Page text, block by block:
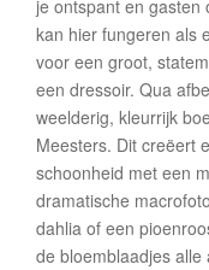
je ontspant en gasten
kan hier fungeren als
voor een groot,
een dressoir. Qua
weelderig, kleurrijk
Meesters. Dit creëert
schoonheid met een
dramatische
dahlia of een
de bloemblaadjes